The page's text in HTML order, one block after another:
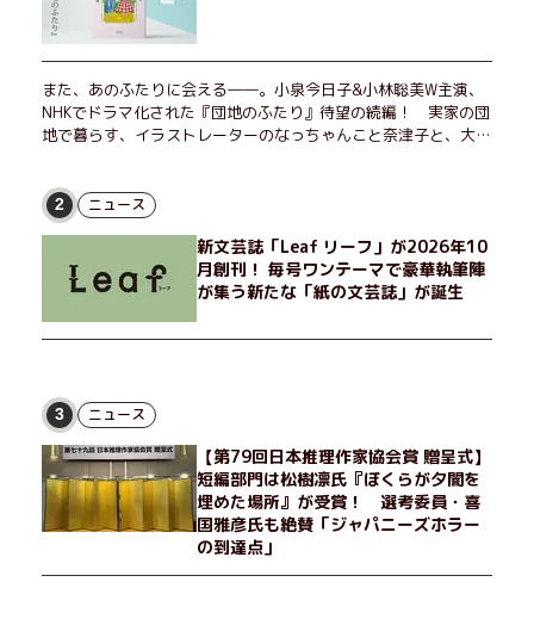
また、あのふたりに会える――。小泉今日子&小林聡美W主演、
NHKでドラマ化された『団地のふたり』待望の続編！ 実家の団
地で暮らす、イラストレーターのなっちゃんこと奈津子と、大学
げたり、部屋でふたりだけの「台湾映画祭」を催したり。50代
独身、幼なじみの変わらぬ友情とささやかな幸せの日々を描く。
2 ニュース
新文芸誌「Leaf リーフ」が2026年10
月創刊！ 毎号ワンテーマで豪華執筆陣
が集う新たな「紙の文芸誌」が誕生
3 ニュース
【第79回日本推理作家協会賞 贈呈式】
短編部門は松樹凛氏『ぼくらが夕闇を
埋めた場所』が受賞！ 選考委員・喜
国雅彦氏も絶賛「ジャパニーズホラー
の到達点」